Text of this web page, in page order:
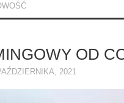
OD
2021